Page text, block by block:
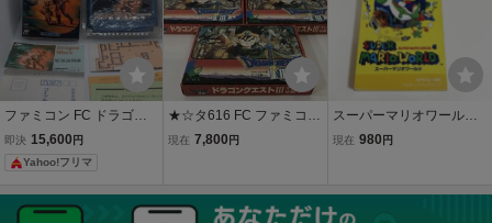
ファミコン FC ドラゴン
ウォーズ 箱説明書付 地図
ハガキ ケムコ 起動確認 端
子清掃済
即決 15,600 円
Yahoo!フリマ
★☆タ616 FC ファミコン
ソフト 全て 箱・説明書付
伝説へ… まとめ売り 5本
セット☆★
現在 7,800 円
スーパーマリオワールド
【箱・説明書付き】♪動作
コン
現在 980 円